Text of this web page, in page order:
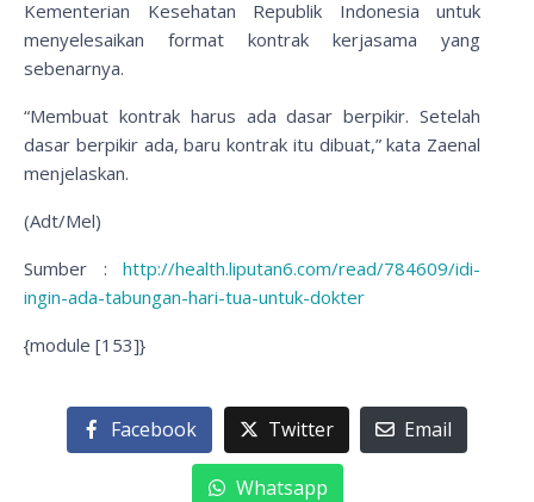
Kementerian Kesehatan Republik Indonesia untuk
menyelesaikan format kontrak kerjasama yang
sebenarnya.
“Membuat kontrak harus ada dasar berpikir. Setelah
dasar berpikir ada, baru kontrak itu dibuat,” kata Zaenal
menjelaskan.
(Adt/Mel)
Sumber : http://health.liputan6.com/read/784609/idi-
ingin-ada-tabungan-hari-tua-untuk-dokter
{module [153]}
Facebook Twitter Email
Whatsapp